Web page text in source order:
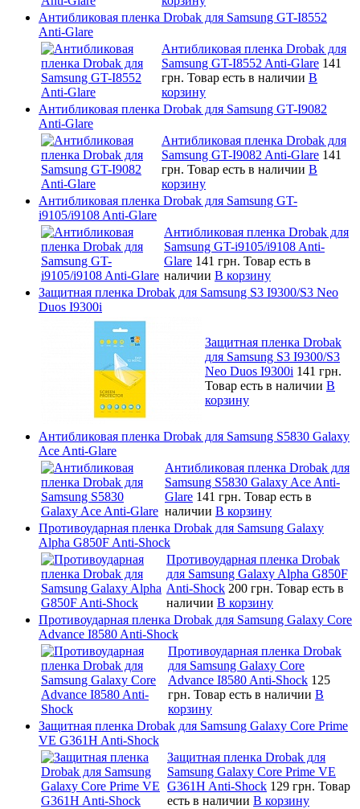
Антибликовая пленка Drobak для Samsung GT-I8552
Anti-Glare
Антибликовая пленка Drobak для
Samsung GT-I8552 Anti-Glare 141
грн. Товар есть в наличии В
корзину
Антибликовая пленка Drobak для Samsung GT-I9082
Anti-Glare
Антибликовая пленка Drobak для
Samsung GT-I9082 Anti-Glare 141
грн. Товар есть в наличии В
корзину
Антибликовая пленка Drobak для Samsung GT-
i9105/i9108 Anti-Glare
Антибликовая пленка Drobak для
Samsung GT-i9105/i9108 Anti-
Glare 141 грн. Товар есть в
наличии В корзину
Защитная пленка Drobak для Samsung S3 I9300/S3 Neo
Duos I9300i
Защитная пленка Drobak
для Samsung S3 I9300/S3
Neo Duos I9300i 141 грн.
Товар есть в наличии В
корзину
Антибликовая пленка Drobak для Samsung S5830 Galaxy
Ace Anti-Glare
Антибликовая пленка Drobak для
Samsung S5830 Galaxy Ace Anti-
Glare 141 грн. Товар есть в
наличии В корзину
Противоударная пленка Drobak для Samsung Galaxy
Alpha G850F Anti-Shock
Противоударная пленка Drobak
для Samsung Galaxy Alpha G850F
Anti-Shock 200 грн. Товар есть в
наличии В корзину
Противоударная пленка Drobak для Samsung Galaxy Core
Advance I8580 Anti-Shock
Противоударная пленка Drobak
для Samsung Galaxy Core
Advance I8580 Anti-Shock 125
грн. Товар есть в наличии В
корзину
Защитная пленка Drobak для Samsung Galaxy Core Prime
VE G361H Anti-Shock
Защитная пленка Drobak для
Samsung Galaxy Core Prime VE
G361H Anti-Shock 129 грн. Товар
есть в наличии В корзину